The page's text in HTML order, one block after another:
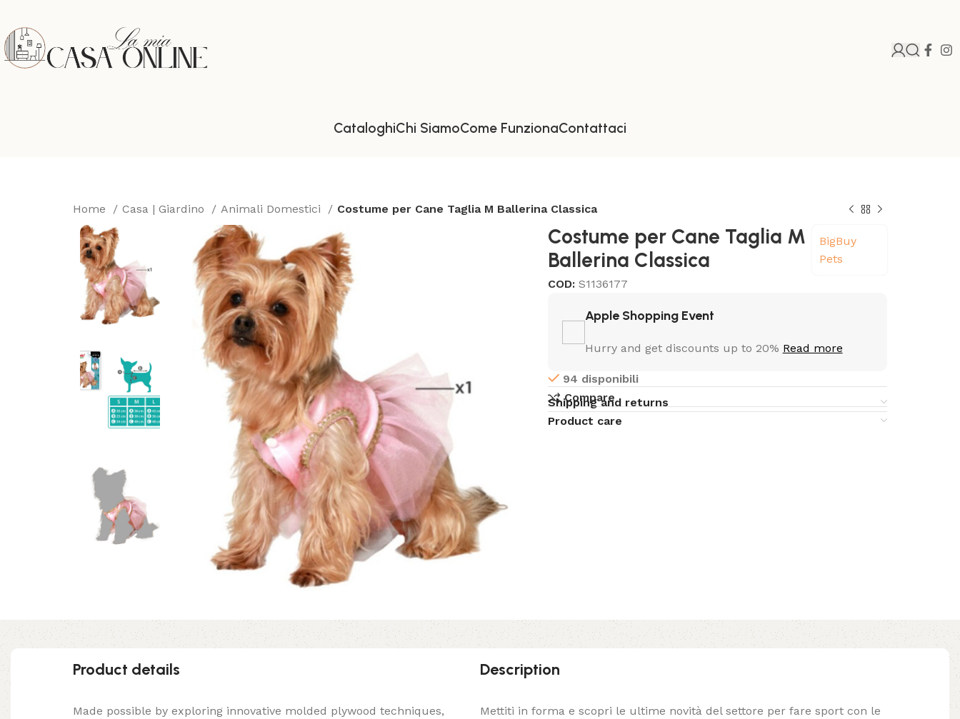
CataloghiChi SiamoCome FunzionaContattaci
Home Casa | Giardino Animali Domestici Costume per Cane Taglia M Ballerina Classica
Costume per Cane Taglia M
Ballerina Classica
BigBuy
Pets
COD: S1136177
Apple Shopping Event
Hurry and get discounts up to 20% Read more
94 disponibili
Compare
Shipping and returns
Product care
Product details
Made possible by exploring innovative molded plywood techniques,
Description
Mettiti in forma e scopri le ultime novità del settore per fare sport con le